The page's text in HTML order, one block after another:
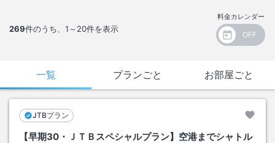
269件のうち、 1～20件を表示
料金カレンダー
一覧 プランごと お部屋ごと
JTBプラン
【早期30・ＪＴＢスペシャルプラン】空港までシャトル